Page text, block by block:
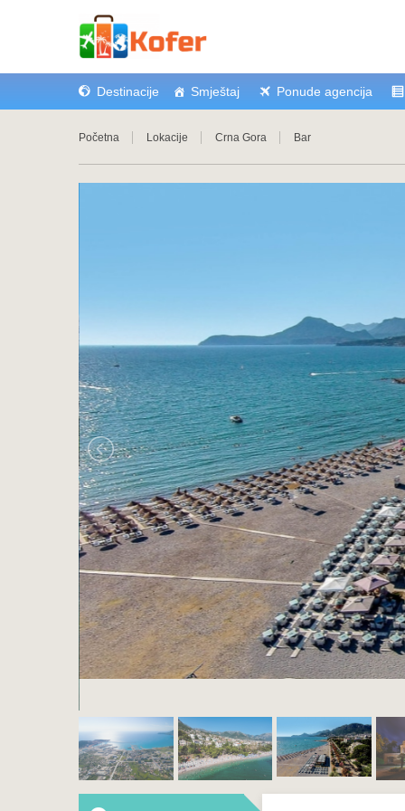
Destinacije Smještaj Ponude agencija
Početna Lokacije Crna Gora Bar